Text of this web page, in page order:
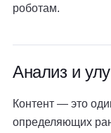
роботам.
Анализ и
Контент — это
определяющих